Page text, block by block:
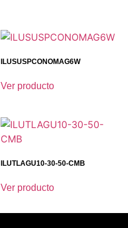
ILUSUSPCONOMAG6W
Ver producto
ILUTLAGU10-30-50-CMB
Ver producto